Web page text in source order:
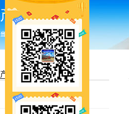
产品中心
当前位置： 首页 > 产品中心
产品分类
铡草机